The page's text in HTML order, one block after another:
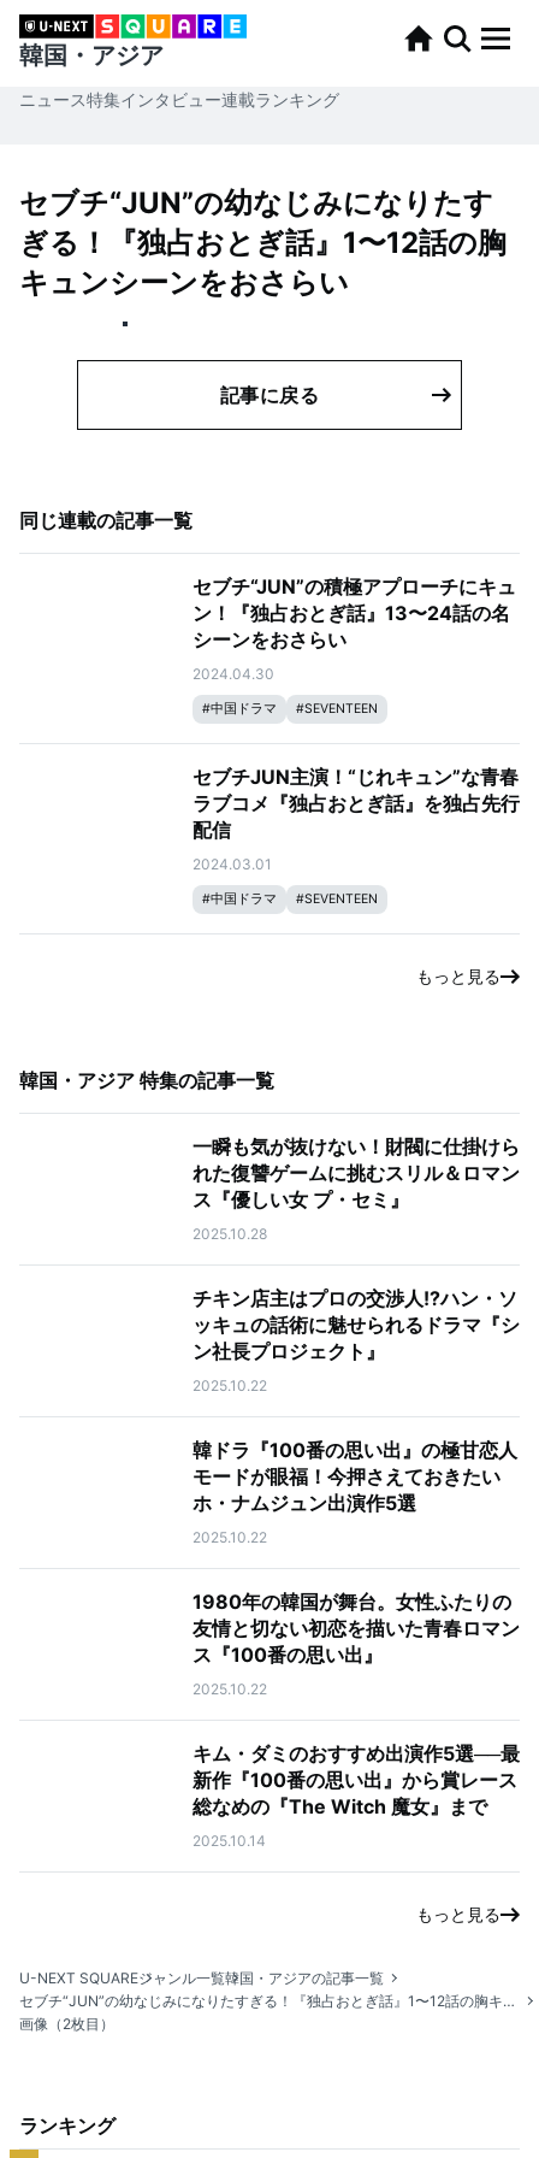
韓国・アジア
ニュース特集インタビュー連載ランキング
セブチ“JUN”の幼なじみになりたす
ぎる！『独占おとぎ話』1〜12話の胸
キュンシーンをおさらい
記事に戻る
同じ連載の記事一覧
セブチ“JUN”の積極アプローチにキュ
ン！『独占おとぎ話』13〜24話の名
シーンをおさらい
2024.04.30
#中国ドラマ #SEVENTEEN
セブチJUN主演！“じれキュン”な青春
ラブコメ『独占おとぎ話』を独占先行
配信
2024.03.01
#中国ドラマ #SEVENTEEN
もっと見る
韓国・アジア 特集の記事一覧
一瞬も気が抜けない！財閥に仕掛けら
れた復讐ゲームに挑むスリル＆ロマン
ス『優しい女 プ・セミ』
2025.10.28
チキン店主はプロの交渉人!?ハン・ソ
ッキュの話術に魅せられるドラマ『シ
ン社長プロジェクト』
2025.10.22
韓ドラ『100番の思い出』の極甘恋人
モードが眼福！今押さえておきたい
ホ・ナムジュン出演作5選
2025.10.22
1980年の韓国が舞台。女性ふたりの
友情と切ない初恋を描いた青春ロマン
ス『100番の思い出』
2025.10.22
キム・ダミのおすすめ出演作5選──最
新作『100番の思い出』から賞レース
総なめの『The Witch 魔女』まで
2025.10.14
もっと見る
U-NEXT SQUAREジャンル一覧韓国・アジアの記事一覧
セブチ“JUN”の幼なじみになりたすぎる！『独占おとぎ話』1〜12話の胸キュンシーンをおさらい
画像（2枚目）
ランキング